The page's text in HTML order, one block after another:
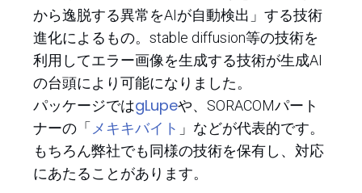
から逸脱する異常をAIが自動検出」する技術
進化によるもの。stable diffusion等の技術を
利用してエラー画像を生成する技術が生成AI
の台頭により可能になりました。
パッケージではgLupeや、SORACOMパート
ナーの「 メキキバイト 」などが代表的です。
もちろん弊社でも同様の技術を保有し、対応
にあたることがあります。